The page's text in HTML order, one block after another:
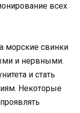
всех
морские свинки
и нервными.
и стать
Некоторые